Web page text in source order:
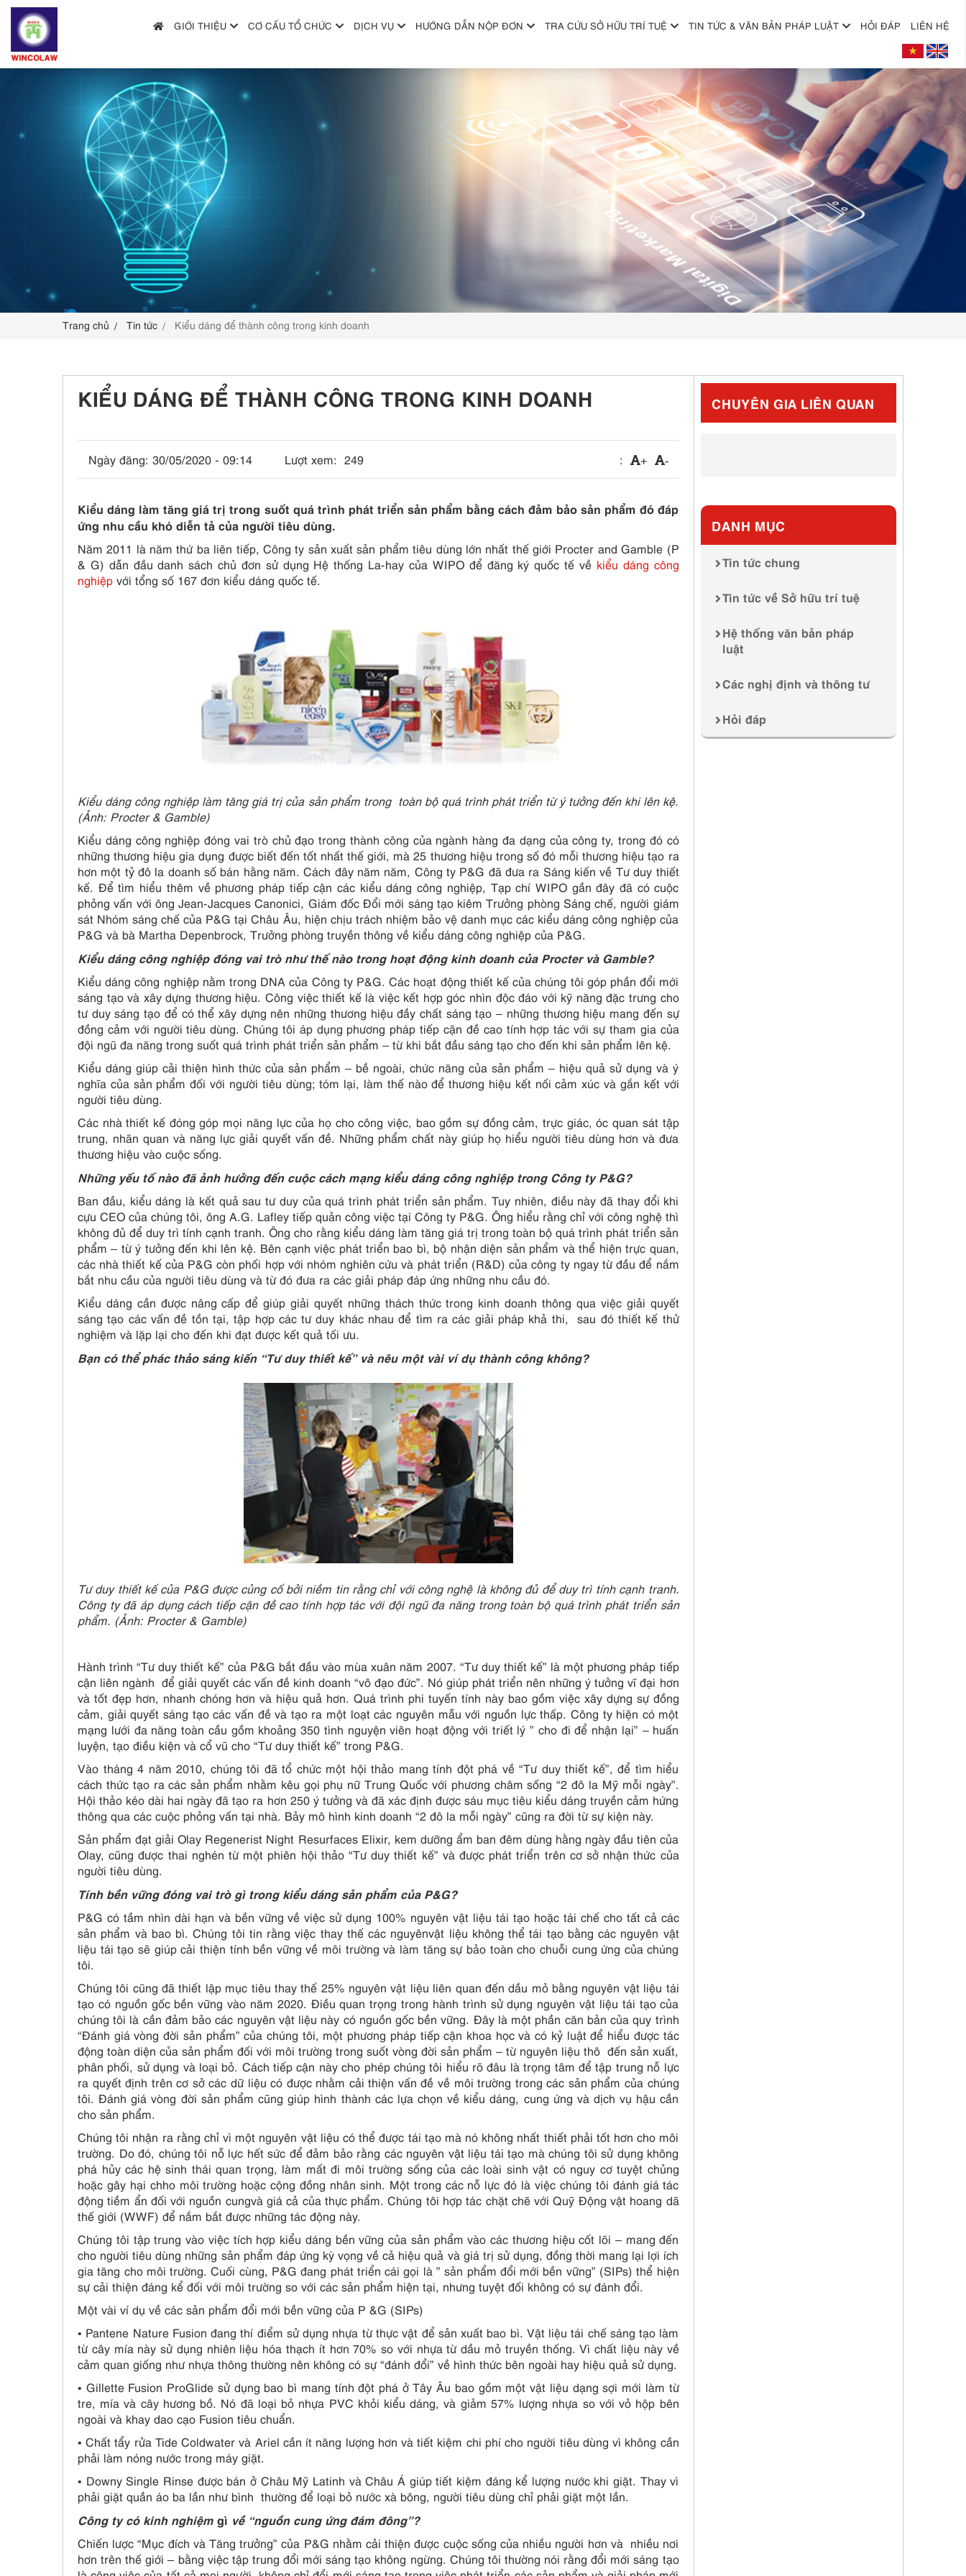
+
CƠ CẤU TỔ CHỨC +
+
HƯỚNG DẪN NỘP ĐƠN
TRA CỨU SỞ HỮU TRÍ TUỆ
TIN TỨC & VĂN BẢN PHÁP LUẬT
HỎI ĐÁP
GIỚI THIỆU CƠ CẤU TỔ CHỨC DỊCH VỤ HƯỚNG DẪN NỘP ĐƠN TRA CỨU SỞ HỮU TRÍ TUỆ TIN TỨC & VĂN BẢN PHÁP LUẬT HỎI ĐÁP LIÊN HỆ
Trang chủ Tin tức Kiểu dáng để thành công trong kinh doanh
KIỂU DÁNG ĐỂ THÀNH CÔNG TRONG KINH DOANH
Ngày đăng: 30/05/2020 - 09:14 Lượt xem: 249 : + -
Kiểu dáng làm tăng giá trị trong suốt quá trình phát triển sản phẩm bằng cách đảm bảo sản phẩm đó đáp
ứng nhu cầu khó diễn tả của người tiêu dùng.
Năm 2011 là năm thứ ba liên tiếp, Công ty sản xuất sản phẩm tiêu dùng lớn nhất thế giới Procter and Gamble (P
& G) dẫn đầu danh sách chủ đơn sử dụng Hệ thống La-hay của WIPO để đăng ký quốc tế về kiểu dáng công
nghiệp với tổng số 167 đơn kiểu dáng quốc tế.
Kiểu dáng công nghiệp làm tăng giá trị của sản phẩm trong toàn bộ quá trình phát triển từ ý tưởng đến khi lên kệ.
(Ảnh: Procter & Gamble)
Kiểu dáng công nghiệp đóng vai trò chủ đạo trong thành công của ngành hàng đa dạng của công ty, trong đó có
những thương hiệu gia dụng được biết đến tốt nhất thế giới, mà 25 thương hiệu trong số đó mỗi thương hiệu tạo ra
hơn một tỷ đô la doanh số bán hằng năm. Cách đây năm năm, Công ty P&G đã đưa ra Sáng kiến về Tư duy thiết
kế. Để tìm hiểu thêm về phương pháp tiếp cận các kiểu dáng công nghiệp, Tạp chí WIPO gần đây đã có cuộc
phỏng vấn với ông Jean-Jacques Canonici, Giám đốc Đổi mới sáng tạo kiêm Trưởng phòng Sáng chế, người giám
sát Nhóm sáng chế của P&G tại Châu Âu, hiện chịu trách nhiệm bảo vệ danh mục các kiểu dáng công nghiệp của
P&G và bà Martha Depenbrock, Trưởng phòng truyền thông về kiểu dáng công nghiệp của P&G.
Kiểu dáng công nghiệp đóng vai trò như thế nào trong hoạt động kinh doanh của Procter và Gamble?
Kiểu dáng công nghiệp nằm trong DNA của Công ty P&G. Các hoạt động thiết kế của chúng tôi góp phần đổi mới
sáng tạo và xây dựng thương hiệu. Công việc thiết kế là việc kết hợp góc nhìn độc đáo với kỹ năng đặc trưng cho
tư duy sáng tạo để có thể xây dựng nên những thương hiệu đầy chất sáng tạo – những thương hiệu mang đến sự
đồng cảm với người tiêu dùng. Chúng tôi áp dụng phương pháp tiếp cận đề cao tính hợp tác với sự tham gia của
đội ngũ đa năng trong suốt quá trình phát triển sản phẩm – từ khi bắt đầu sáng tạo cho đến khi sản phẩm lên kệ.
Kiểu dáng giúp cải thiện hình thức của sản phẩm – bề ngoài, chức năng của sản phẩm – hiệu quả sử dụng và ý
nghĩa của sản phẩm đối với người tiêu dùng; tóm lại, làm thế nào để thương hiệu kết nối cảm xúc và gắn kết với
người tiêu dùng.
Các nhà thiết kế đóng góp mọi năng lực của họ cho công việc, bao gồm sự đồng cảm, trực giác, óc quan sát tập
trung, nhãn quan và năng lực giải quyết vấn đề. Những phẩm chất này giúp họ hiểu người tiêu dùng hơn và đưa
thương hiệu vào cuộc sống.
Những yếu tố nào đã ảnh hưởng đến cuộc cách mạng kiểu dáng công nghiệp trong Công ty P&G?
Ban đầu, kiểu dáng là kết quả sau tư duy của quá trình phát triển sản phẩm. Tuy nhiên, điều này đã thay đổi khi
cựu CEO của chúng tôi, ông A.G. Lafley tiếp quản công việc tại Công ty P&G. Ông hiểu rằng chỉ với công nghệ thì
không đủ để duy trì tính cạnh tranh. Ông cho rằng kiểu dáng làm tăng giá trị trong toàn bộ quá trình phát triển sản
phẩm – từ ý tưởng đến khi lên kệ. Bên cạnh việc phát triển bao bì, bộ nhận diện sản phẩm và thể hiện trực quan,
các nhà thiết kế của P&G còn phối hợp với nhóm nghiên cứu và phát triển (R&D) của công ty ngay từ đầu để nắm
bắt nhu cầu của người tiêu dùng và từ đó đưa ra các giải pháp đáp ứng những nhu cầu đó.
Kiểu dáng cần được nâng cấp để giúp giải quyết những thách thức trong kinh doanh thông qua việc giải quyết
sáng tạo các vấn đề tồn tại, tập hợp các tư duy khác nhau để tìm ra các giải pháp khả thi, sau đó thiết kế thử
nghiệm và lặp lại cho đến khi đạt được kết quả tối ưu.
Bạn có thể phác thảo sáng kiến “Tư duy thiết kế” và nêu một vài ví dụ thành công không?
Tư duy thiết kế của P&G được củng cố bởi niềm tin rằng chỉ với công nghệ là không đủ để duy trì tính cạnh tranh.
Công ty đã áp dụng cách tiếp cận đề cao tính hợp tác với đội ngũ đa năng trong toàn bộ quá trình phát triển sản
phẩm. (Ảnh: Procter & Gamble)
Hành trình “Tư duy thiết kế” của P&G bắt đầu vào mùa xuân năm 2007. “Tư duy thiết kế” là một phương pháp tiếp
cận liên ngành để giải quyết các vấn đề kinh doanh “vô đạo đức”. Nó giúp phát triển nên những ý tưởng vĩ đại hơn
và tốt đẹp hơn, nhanh chóng hơn và hiệu quả hơn. Quá trình phi tuyến tính này bao gồm việc xây dựng sự đồng
cảm, giải quyết sáng tạo các vấn đề và tạo ra một loạt các nguyên mẫu với nguồn lực thấp. Công ty hiện có một
mạng lưới đa năng toàn cầu gồm khoảng 350 tình nguyện viên hoạt động với triết lý ” cho đi để nhận lại” – huấn
luyện, tạo điều kiện và cổ vũ cho “Tư duy thiết kế” trong P&G.
Vào tháng 4 năm 2010, chúng tôi đã tổ chức một hội thảo mang tính đột phá về “Tư duy thiết kế”, để tìm hiểu
cách thức tạo ra các sản phẩm nhằm kêu gọi phụ nữ Trung Quốc với phương châm sống “2 đô la Mỹ mỗi ngày”.
Hội thảo kéo dài hai ngày đã tạo ra hơn 250 ý tưởng và đã xác định được sáu mục tiêu kiểu dáng truyền cảm hứng
thông qua các cuộc phỏng vấn tại nhà. Bảy mô hình kinh doanh “2 đô la mỗi ngày” cũng ra đời từ sự kiện này.
Sản phẩm đạt giải Olay Regenerist Night Resurfaces Elixir, kem dưỡng ẩm ban đêm dùng hằng ngày đầu tiên của
Olay, cũng được thai nghén từ một phiên hội thảo “Tư duy thiết kế” và được phát triển trên cơ sở nhận thức của
người tiêu dùng.
Tính bền vững đóng vai trò gì trong kiểu dáng sản phẩm của P&G?
P&G có tầm nhìn dài hạn và bền vững về việc sử dụng 100% nguyên vật liệu tái tạo hoặc tái chế cho tất cả các
sản phẩm và bao bì. Chúng tôi tin rằng việc thay thế các nguyênvật liệu không thể tái tạo bằng các nguyên vật
liệu tái tạo sẽ giúp cải thiện tính bền vững về môi trường và làm tăng sự bảo toàn cho chuỗi cung ứng của chúng
tôi.
Chúng tôi cũng đã thiết lập mục tiêu thay thế 25% nguyên vật liệu liên quan đến dầu mỏ bằng nguyên vật liệu tái
tạo có nguồn gốc bền vững vào năm 2020. Điều quan trọng trong hành trình sử dụng nguyên vật liệu tái tạo của
chúng tôi là cần đảm bảo các nguyên vật liệu này có nguồn gốc bền vững. Đây là một phần căn bản của quy trình
“Đánh giá vòng đời sản phẩm” của chúng tôi, một phương pháp tiếp cận khoa học và có kỷ luật để hiểu được tác
động toàn diện của sản phẩm đối với môi trường trong suốt vòng đời sản phẩm – từ nguyên liệu thô đến sản xuất,
phân phối, sử dụng và loại bỏ. Cách tiếp cận này cho phép chúng tôi hiểu rõ đâu là trọng tâm để tập trung nỗ lực
ra quyết định trên cơ sở các dữ liệu có được nhằm cải thiện vấn đề về môi trường trong các sản phẩm của chúng
tôi. Đánh giá vòng đời sản phẩm cũng giúp hình thành các lựa chọn về kiểu dáng, cung ứng và dịch vụ hậu cần
cho sản phẩm.
Chúng tôi nhận ra rằng chỉ vì một nguyên vật liệu có thể được tái tạo mà nó không nhất thiết phải tốt hơn cho môi
trường. Do đó, chúng tôi nỗ lực hết sức để đảm bảo rằng các nguyên vật liệu tái tạo mà chúng tôi sử dụng không
phá hủy các hệ sinh thái quan trọng, làm mất đi môi trường sống của các loài sinh vật có nguy cơ tuyệt chủng
hoặc gây hại chho môi trường hoặc cộng đồng nhân sinh. Một trong các nỗ lực đó là việc chúng tôi đánh giá tác
động tiềm ẩn đối với nguồn cungvà giá cả của thực phẩm. Chúng tôi hợp tác chặt chẽ với Quỹ Động vật hoang dã
thế giới (WWF) để nắm bắt được những tác động này.
Chúng tôi tập trung vào việc tích hợp kiểu dáng bền vững của sản phẩm vào các thương hiệu cốt lõi – mang đến
cho người tiêu dùng những sản phẩm đáp ứng kỳ vọng về cả hiệu quả và giá trị sử dụng, đồng thời mang lại lợi ích
gia tăng cho môi trường. Cuối cùng, P&G đang phát triển cái gọi là ” sản phẩm đổi mới bền vững” (SIPs) thể hiện
sự cải thiện đáng kể đối với môi trường so với các sản phẩm hiện tại, nhưng tuyệt đối không có sự đánh đổi.
Một vài ví dụ về các sản phẩm đổi mới bền vững của P &G (SIPs)
• Pantene Nature Fusion đang thí điểm sử dụng nhựa từ thực vật để sản xuất bao bì. Vật liệu tái chế sáng tạo làm
từ cây mía này sử dụng nhiên liệu hóa thạch ít hơn 70% so với nhựa từ dầu mỏ truyền thống. Vì chất liệu này về
cảm quan giống như nhựa thông thường nên không có sự “đánh đổi” về hình thức bên ngoài hay hiệu quả sử dụng.
• Gillette Fusion ProGlide sử dụng bao bì mang tính đột phá ở Tây Âu bao gồm một vật liệu dạng sợi mới làm từ
tre, mía và cây hương bồ. Nó đã loại bỏ nhựa PVC khỏi kiểu dáng, và giảm 57% lượng nhựa so với vỏ hộp bên
ngoài và khay dao cạo Fusion tiêu chuẩn.
• Chất tẩy rửa Tide Coldwater và Ariel cần ít năng lượng hơn và tiết kiệm chi phí cho người tiêu dùng vì không cần
phải làm nóng nước trong máy giặt.
• Downy Single Rinse được bán ở Châu Mỹ Latinh và Châu Á giúp tiết kiệm đáng kể lượng nước khi giặt. Thay vì
phải giặt quần áo ba lần như bình thường để loại bỏ nước xà bông, người tiêu dùng chỉ phải giặt một lần.
Công ty có kinh nghiệm gì về “nguồn cung ứng đám đông”?
Chiến lược “Mục đích và Tăng trưởng” của P&G nhằm cải thiện được cuộc sống của nhiều người hơn và nhiều nơi
hơn trên thế giới – bằng việc tập trung đổi mới sáng tạo không ngừng. Chúng tôi thường nói rằng đổi mới sáng tạo
CHUYÊN GIA LIÊN QUAN
DANH MỤC
Tin tức chung
Tin tức về Sở hữu trí tuệ
Hệ thống văn bản pháp
luật
Các nghị định và thông tư
Hỏi đáp